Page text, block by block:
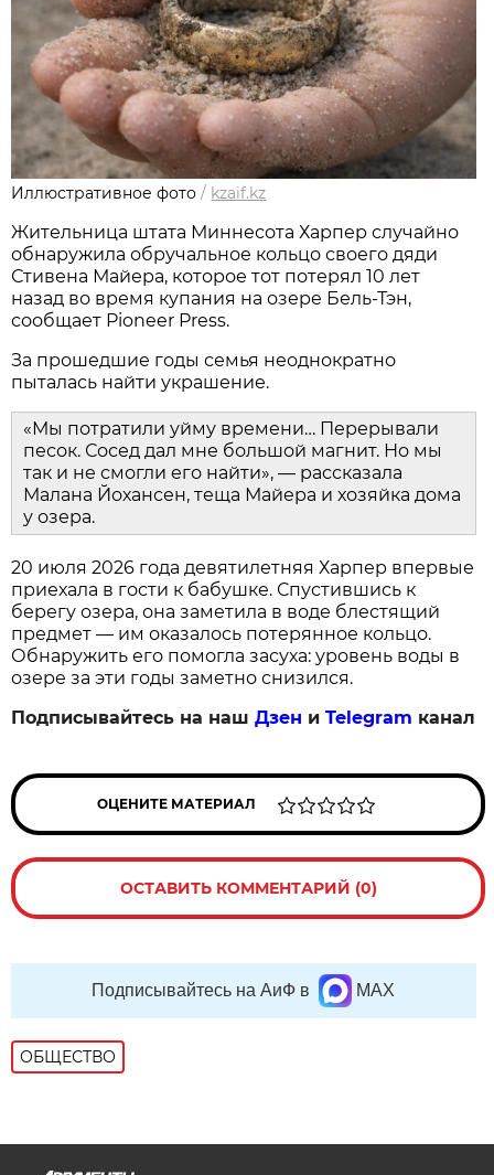
Иллюстративное фото / kzaif.kz
Жительница штата Миннесота Харпер случайно
обнаружила обручальное кольцо своего дяди
Стивена Майера, которое тот потерял 10 лет
назад во время купания на озере Бель-Тэн,
сообщает Pioneer Press.
За прошедшие годы семья неоднократно
пыталась найти украшение.
«Мы потратили уйму времени… Перерывали
песок. Сосед дал мне большой магнит. Но мы
так и не смогли его найти», — рассказала
Малана Йохансен, теща Майера и хозяйка дома
у озера.
20 июля 2026 года девятилетняя Харпер впервые
приехала в гости к бабушке. Спустившись к
берегу озера, она заметила в воде блестящий
предмет — им оказалось потерянное кольцо.
Обнаружить его помогла засуха: уровень воды в
озере за эти годы заметно снизился.
Подписывайтесь на нашДзен иTelegram канал
ОЦЕНИТЕ МАТЕРИАЛ
ОСТАВИТЬ КОММЕНТАРИЙ (0)
Подписывайтесь на АиФ в MAX
ОБЩЕСТВО